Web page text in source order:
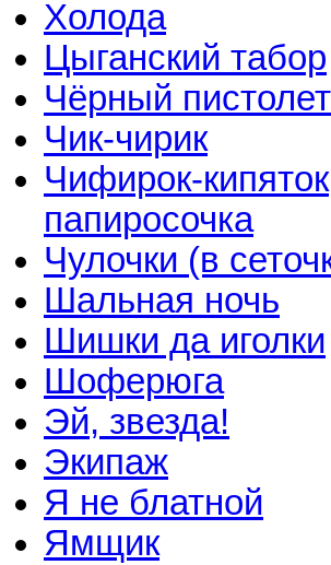
Холода
Цыганский табор
Чёрный пистолет
Чик-чирик
Чифирок-
папиросочка
Чулочки (в
Шальная ночь
Шишки да иголки
Шоферюга
Эй, звезда!
Экипаж
Я не блатной
Ямщик